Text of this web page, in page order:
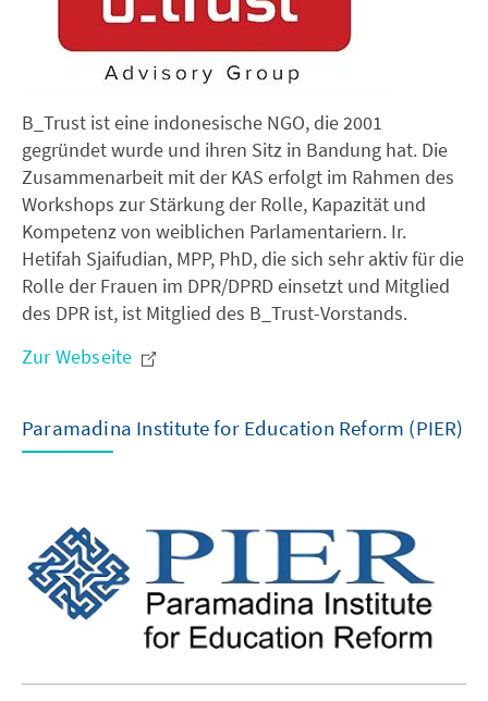
B_Trust ist eine indonesische NGO, die 2001
gegründet wurde und ihren Sitz in Bandung hat. Die
Zusammenarbeit mit der KAS erfolgt im Rahmen des
Workshops zur Stärkung der Rolle, Kapazität und
Kompetenz von weiblichen Parlamentariern. Ir.
Hetifah Sjaifudian, MPP, PhD, die sich sehr aktiv für die
Rolle der Frauen im DPR/DPRD einsetzt und Mitglied
des DPR ist, ist Mitglied des B_Trust-Vorstands.
Zur Webseite
Paramadina Institute for Education Reform (PIER)